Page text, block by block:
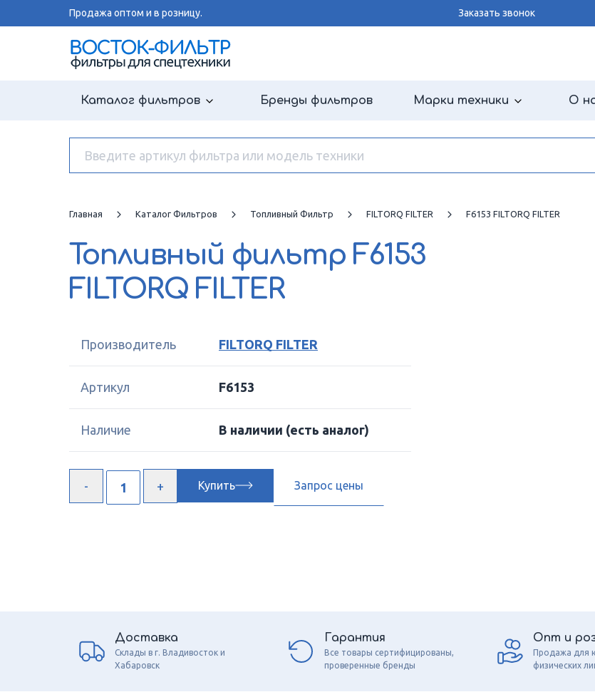
Продажа оптом и в розницу. Заказать звонок
Каталог фильтров Бренды фильтров Марки техники О
Главная Каталог Фильтров Топливный Фильтр FILTORQ FILTER F6153 FILTORQ FILTER
Топливный фильтр F6153
FILTORQ FILTER
Производитель FILTORQ FILTER
Артикул F6153
Наличие В наличии (есть аналог)
Купить Запрос цены
Доставка
Склады в г. Владивосток и
Хабаровск
Гарантия
Все товары сертифицированы,
проверенные бренды
Опт и
Продажа для
физических